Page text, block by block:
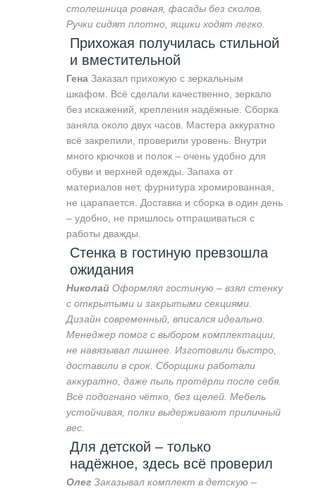
столешница ровная, фасады без сколов.
Ручки сидят плотно, ящики ходят легко.
Прихожая получилась стильной
и вместительной
Гена Заказал прихожую с зеркальным
шкафом. Всё сделали качественно, зеркало
без искажений, крепления надёжные. Сборка
заняла около двух часов. Мастера аккуратно
всё закрепили, проверили уровень. Внутри
много крючков и полок – очень удобно для
обуви и верхней одежды. Запаха от
материалов нет, фурнитура хромированная,
не царапается. Доставка и сборка в один день
– удобно, не пришлось отпрашиваться с
работы дважды.
Стенка в гостиную превзошла
ожидания
Николай Оформлял гостиную – взял стенку
с открытыми и закрытыми секциями.
Дизайн современный, вписался идеально.
Менеджер помог с выбором комплектации,
не навязывал лишнее. Изготовили быстро,
доставили в срок. Сборщики работали
аккуратно, даже пыль протёрли после себя.
Всё подогнано чётко, без щелей. Мебель
устойчивая, полки выдерживают приличный
вес.
Для детской – только
надёжное, здесь всё проверил
Олег Заказывал комплект в детскую –